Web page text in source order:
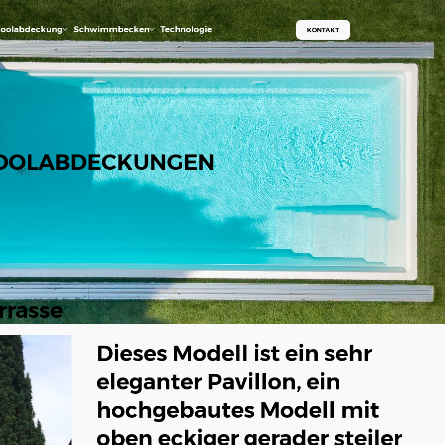
Schwimmbecken Technologie KONTAKT
Dieses Modell ist ein sehr
eleganter Pavillon, ein
hochgebautes Modell mit
oben eckiger gerader steiler